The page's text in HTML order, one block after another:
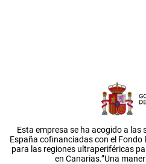
Esta empresa se ha acogido a las
España cofinanciadas con el Fondo
para las regiones ultraperiféricas
en Canarias.”Una